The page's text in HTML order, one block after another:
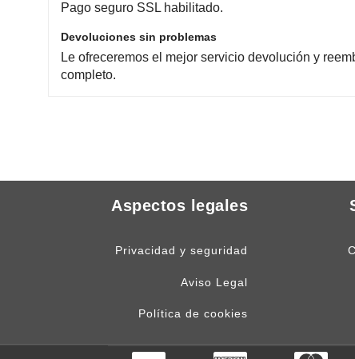
Pago seguro SSL habilitado.
Devoluciones sin problemas
Le ofreceremos el mejor servicio devolución y
completo.
Aspectos legales
Privacidad y seguridad
Aviso Legal
Política de cookies